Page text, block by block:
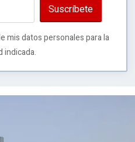
Suscríbete
mis datos personales para la
indicada.